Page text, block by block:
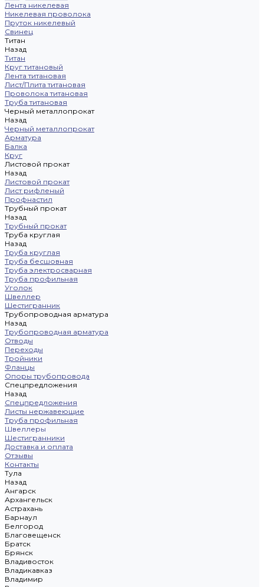
Лента никелевая
Никелевая проволока
Пруток никелевый
Свинец
Титан
Назад
Титан
Круг титановый
Лента титановая
Лист/Плита титановая
Проволока титановая
Труба титановая
Черный металлопрокат
Назад
Черный металлопрокат
Арматура
Балка
Круг
Листовой прокат
Назад
Листовой прокат
Лист рифленый
Профнастил
Трубный прокат
Назад
Трубный прокат
Труба круглая
Назад
Труба круглая
Труба бесшовная
Труба электросварная
Труба профильная
Уголок
Швеллер
Шестигранник
Трубопроводная арматура
Назад
Трубопроводная арматура
Отводы
Переходы
Тройники
Фланцы
Опоры трубопровода
Спецпредложения
Назад
Спецпредложения
Листы нержавеющие
Труба профильная
Швеллеры
Шестигранники
Доставка и оплата
Отзывы
Контакты
Тула
Назад
Ангарск
Архангельск
Астрахань
Барнаул
Белгород
Благовещенск
Братск
Брянск
Владивосток
Владикавказ
Владимир